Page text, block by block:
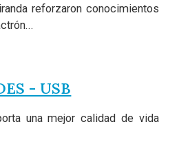
reforzaron conocimientos
- USB
una mejor calidad de vida